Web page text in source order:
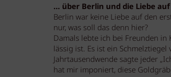
… über Berlin und die Liebe
Berlin war keine Liebe auf den
nur, was soll das denn hier?
Damals lebte ich bei Freunden
lässig ist. Es ist ein
Jahrtausendwende sagte jeder
hat mir imponiert, diese